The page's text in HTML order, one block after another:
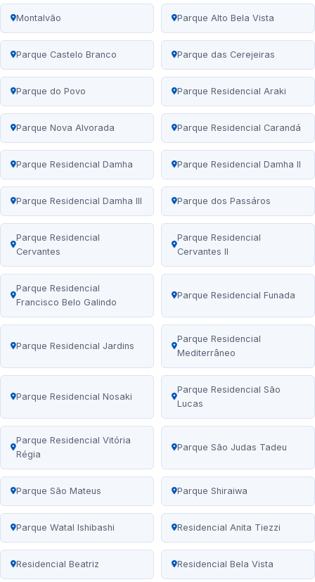
Montalvão Parque Alto Bela Vista
Parque Castelo Branco Parque das Cerejeiras
Parque do Povo Parque Residencial Araki
Parque Nova Alvorada Parque Residencial Carandá
Parque Residencial Damha Parque Residencial Damha II
Parque Residencial Damha III Parque dos Passáros
Parque Residencial
Cervantes
Parque Residencial
Cervantes II
Parque Residencial
Francisco Belo Galindo
Parque Residencial Funada
Parque Residencial Jardins
Parque Residencial
Mediterrâneo
Parque Residencial Nosaki
Parque Residencial São
Lucas
Parque Residencial Vitória
Régia
Parque São Judas Tadeu
Parque São Mateus Parque Shiraiwa
Parque Watal Ishibashi Residencial Anita Tiezzi
Residencial Beatriz Residencial Bela Vista